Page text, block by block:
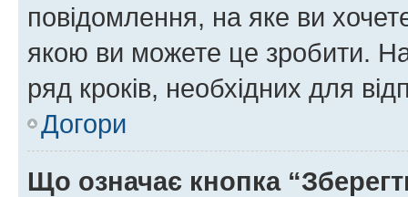
повідомлення, на яке ви
якою ви можете це зробити.
ряд кроків, необхідних для
Догори
Що означає кнопка